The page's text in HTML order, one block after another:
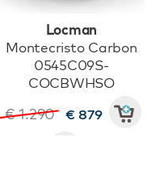
Locman
Montecristo Carbon
0545C09S-
COCBWHSO
€ 1.290 € 879